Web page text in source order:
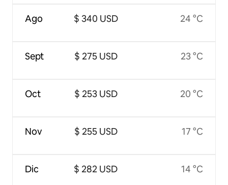
Ago
Sept
Oct
Nov
Dic
$ 340 USD
$ 275 USD
$ 253 USD
$ 255 USD
$ 282 USD
24 °C
23 °C
20 °C
17 °C
14 °C